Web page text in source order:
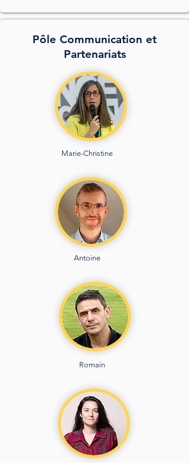
Pôle Communication et
Partenariats
Marie-Christine
Antoine
Romain